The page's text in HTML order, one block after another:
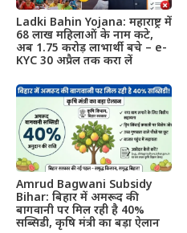
Ladki Bahin Yojana: महाराष्ट्र में
68 लाख महिलाओं के नाम कटे,
अब 1.75 करोड़ लाभार्थी बचे – e-
KYC 30 अप्रैल तक करा लें
Amrud Bagwani Subsidy
Bihar: बिहार में अमरूद की
बागवानी पर मिल रही है 40%
सब्सिडी, कृषि मंत्री का बड़ा ऐलान